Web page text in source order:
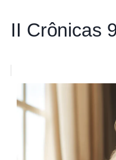
II Crônicas